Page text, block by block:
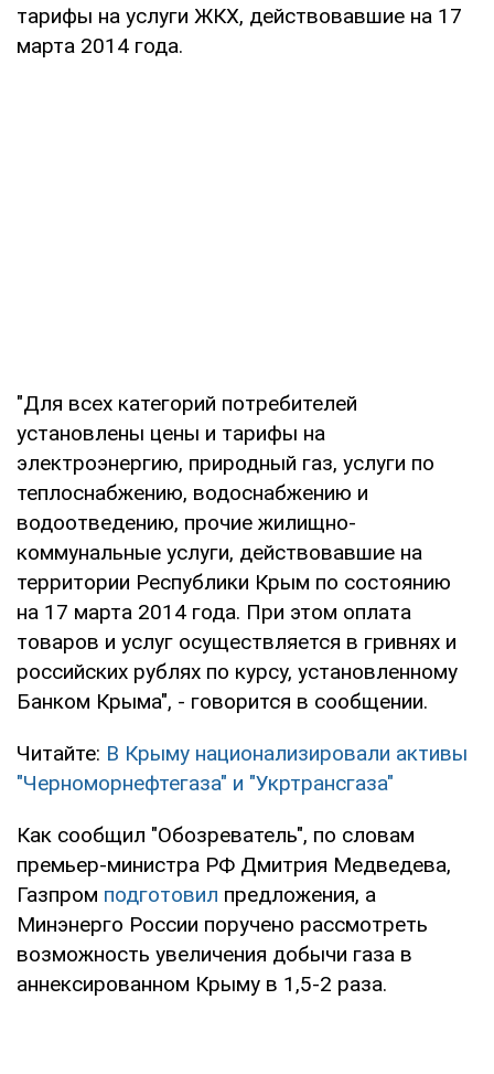
тарифы на услуги ЖКХ, действовавшие на 17
марта 2014 года.
"Для всех категорий потребителей
установлены цены и тарифы на
электроэнергию, природный газ, услуги по
теплоснабжению, водоснабжению и
водоотведению, прочие жилищно-
коммунальные услуги, действовавшие на
территории Республики Крым по состоянию
на 17 марта 2014 года. При этом оплата
товаров и услуг осуществляется в гривнях и
российских рублях по курсу, установленному
Банком Крыма", - говорится в сообщении.
Читайте: В Крыму национализировали активы
"Черноморнефтегаза" и "Укртрансгаза"
Как сообщил "Обозреватель", по словам
премьер-министра РФ Дмитрия Медведева,
Газпром подготовил предложения, а
Минэнерго России поручено рассмотреть
возможность увеличения добычи газа в
аннексированном Крыму в 1,5-2 раза.